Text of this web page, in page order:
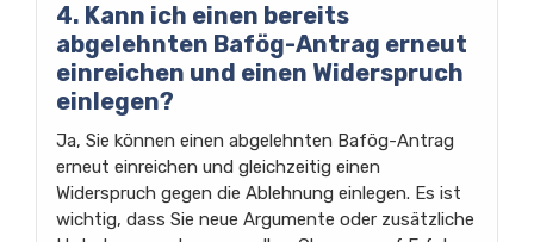
4. Kann ich einen bereits
abgelehnten Bafög-Antrag erneut
einreichen und einen Widerspruch
einlegen?
Ja, Sie können einen abgelehnten Bafög-Antrag
erneut einreichen und gleichzeitig einen
Widerspruch gegen die Ablehnung einlegen. Es ist
wichtig, dass Sie neue Argumente oder zusätzliche